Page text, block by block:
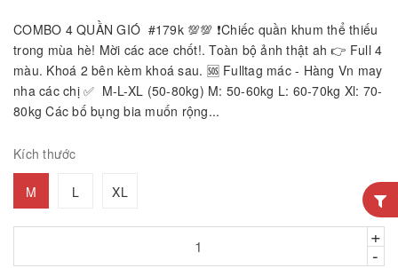
COMBO 4 QUẦN GIÓ #179k 💯💯 ❗️Chiếc quần khum thể thiếu
trong mùa hè! Mời các ace chốt!. Toàn bộ ảnh thật ah 👉 Full 4
màu. Khoá 2 bên kèm khoá sau. 🆘 Fulltag mác - Hàng Vn may
nha các chị ✅ M-L-XL (50-80kg) M: 50-60kg L: 60-70kg Xl: 70-
80kg Các bố bụng bia muốn rộng...
Kích thước
M L XL
+
-